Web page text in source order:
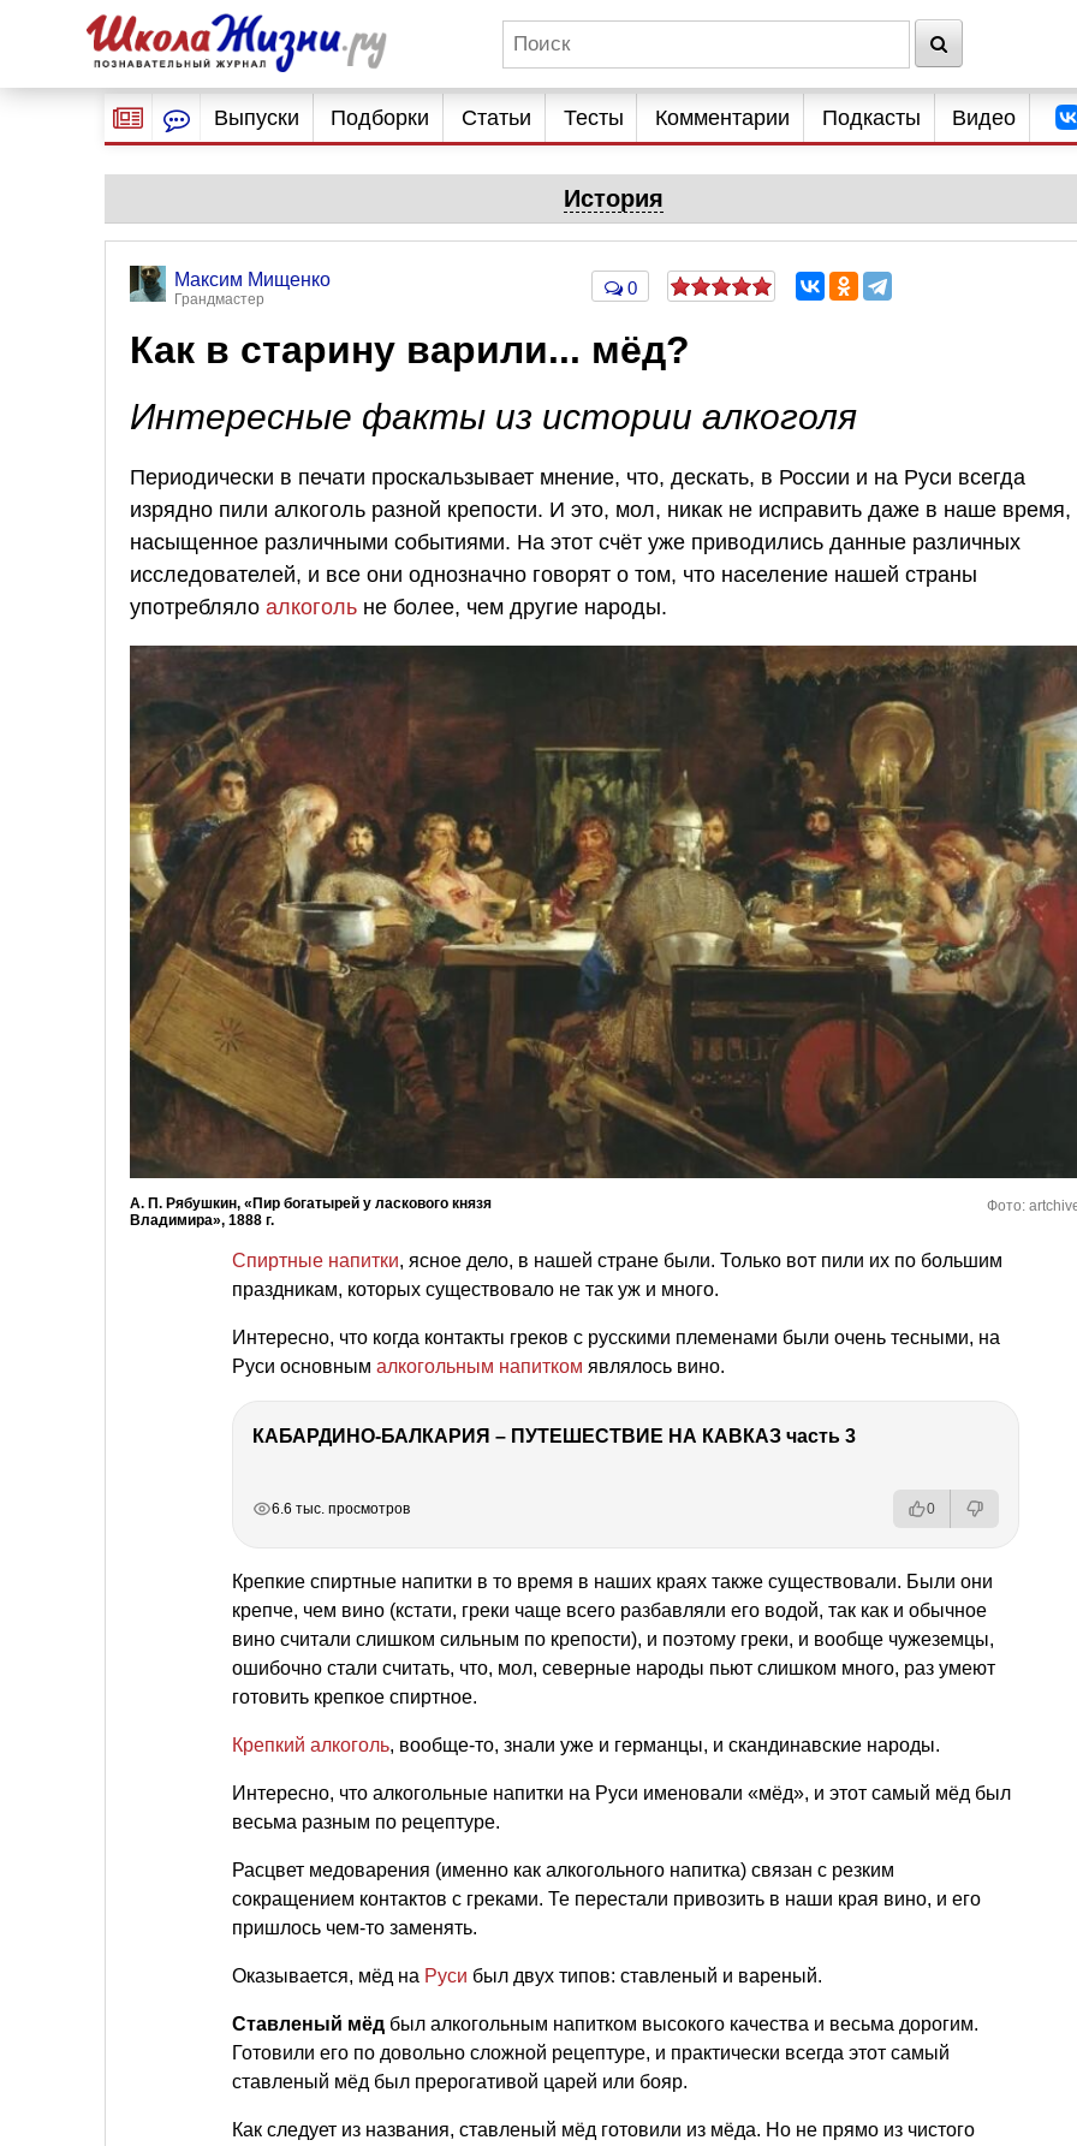
Выпуски Подборки Статьи Тесты Комментарии Подкасты Видео
История
Максим Мищенко
Грандмастер
0
Как в старину варили... мёд?
Интересные факты из истории алкоголя
Периодически в печати проскальзывает мнение, что, дескать, в России и на Руси всегда
изрядно пили алкоголь разной крепости. И это, мол, никак не исправить даже в наше время,
насыщенное различными событиями. На этот счёт уже приводились данные различных
исследователей, и все они однозначно говорят о том, что население нашей страны
употребляло алкоголь не более, чем другие народы.
А. П. Рябушкин, «Пир богатырей у ласкового князя
Владимира», 1888 г.
Фото:
Спиртные напитки, ясное дело, в нашей стране были. Только вот пили их по большим
праздникам, которых существовало не так уж и много.
Интересно, что когда контакты греков с русскими племенами были очень тесными, на
Руси основным алкогольным напитком являлось вино.
КАБАРДИНО-БАЛКАРИЯ – ПУТЕШЕСТВИЕ НА КАВКАЗ часть 3
6.6 тыс. просмотров 0
Крепкие спиртные напитки в то время в наших краях также существовали. Были они
крепче, чем вино (кстати, греки чаще всего разбавляли его водой, так как и обычное
вино считали слишком сильным по крепости), и поэтому греки, и вообще чужеземцы,
ошибочно стали считать, что, мол, северные народы пьют слишком много, раз умеют
готовить крепкое спиртное.
Крепкий алкоголь, вообще-то, знали уже и германцы, и скандинавские народы.
Интересно, что алкогольные напитки на Руси именовали «мёд», и этот самый мёд был
весьма разным по рецептуре.
Расцвет медоварения (именно как алкогольного напитка) связан с резким
сокращением контактов с греками. Те перестали привозить в наши края вино, и его
пришлось чем-то заменять.
Оказывается, мёд на Руси был двух типов: ставленый и вареный.
Ставленый мёд был алкогольным напитком высокого качества и весьма дорогим.
Готовили его по довольно сложной рецептуре, и практически всегда этот самый
ставленый мёд был прерогативой царей или бояр.
Как следует из названия, ставленый мёд готовили из мёда. Но не прямо из чистого